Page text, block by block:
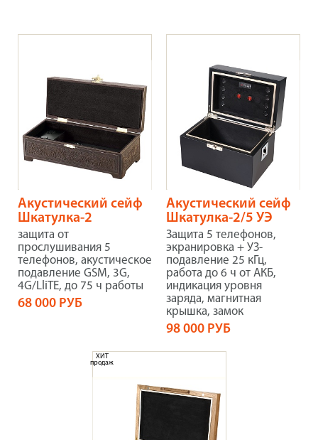
Акустический сейф
Шкатулка-2
защита от
прослушивания 5
телефонов, акустическое
подавление GSM, 3G,
4G/LliTE, до 75 ч работы
68 000 РУБ
Акустический сейф
Шкатулка-2/5 УЭ
Защита 5 телефонов,
экранировка + УЗ-
подавление 25 кГц,
работа до 6 ч от АКБ,
индикация уровня
заряда, магнитная
крышка, замок
98 000 РУБ
ХИТ
продаж